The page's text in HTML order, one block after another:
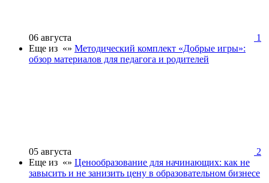
06 августа
1
Еще из «» Методический комплект «Добрые игры»:
обзор материалов для педагога и родителей
05 августа
2
Еще из «» Ценообразование для начинающих: как не
завысить и не занизить цену в образовательном бизнесе